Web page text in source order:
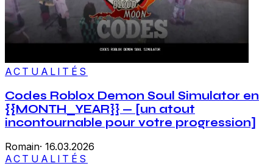
ACTUALITÉS
Codes Roblox Demon Soul Simulator en
{{MONTH_YEAR}} — [un atout
incontournable pour votre progression]
Romain· 16.03.2026
ACTUALITÉS